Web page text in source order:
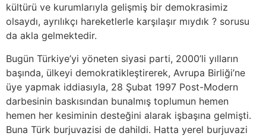
kültürü ve kurumlarıyla gelişmiş bir demokrasimiz
olsaydı, ayrılıkçı hareketlerle karşılaşır mıydık ? sorusu
da akla gelmektedir.
Bugün Türkiye’yi yöneten siyasi parti, 2000’li yılların
başında, ülkeyi demokratikleştirerek, Avrupa Birliği’ne
üye yapmak iddiasıyla, 28 Şubat 1997 Post-Modern
darbesinin baskısından bunalmış toplumun hemen
hemen her kesiminin desteğini alarak işbaşına gelmişti.
Buna Türk burjuvazisi de dahildi. Hatta yerel burjuvazi